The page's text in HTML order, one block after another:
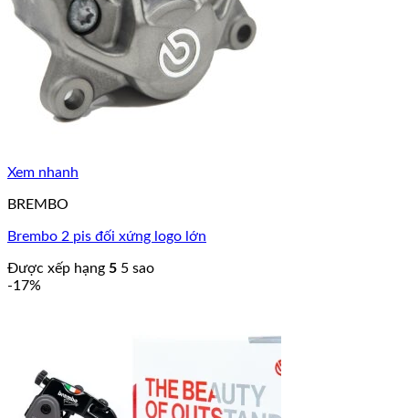
Xem nhanh
BREMBO
Brembo 2 pis đối xứng logo lớn
Được xếp hạng 5 5 sao
-17%